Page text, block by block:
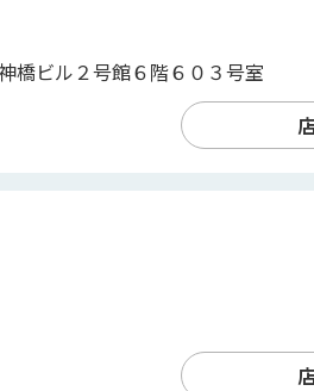
橋ビル２号館６階６０３号室